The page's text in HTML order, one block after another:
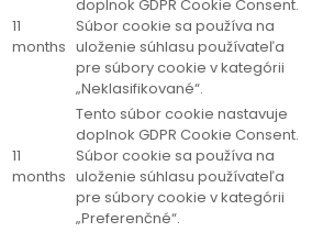
11
months
doplnok GDPR Cookie Consent.
Súbor cookie sa používa na
uloženie súhlasu používateľa
pre súbory cookie v kategórii
„Neklasifikované“.
11
months
Tento súbor cookie nastavuje
doplnok GDPR Cookie Consent.
Súbor cookie sa používa na
uloženie súhlasu používateľa
pre súbory cookie v kategórii
„Preferenčné“.